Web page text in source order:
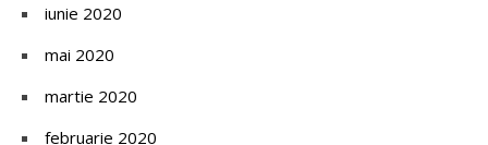
iunie 2020
mai 2020
martie 2020
februarie 2020